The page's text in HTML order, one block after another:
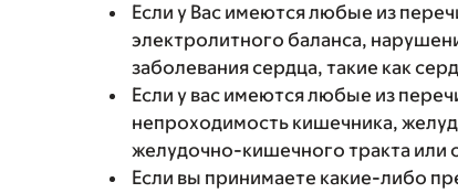
Если у Вас имеются любые из
электролитного баланса,
заболевания сердца, такие как
Если у вас имеются любые из
непроходимость кишечника,
желудочно-кишечного тракта или
Если вы принимаете какие-либо